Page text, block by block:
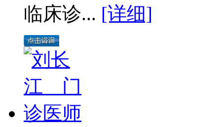
临床诊... [详细]